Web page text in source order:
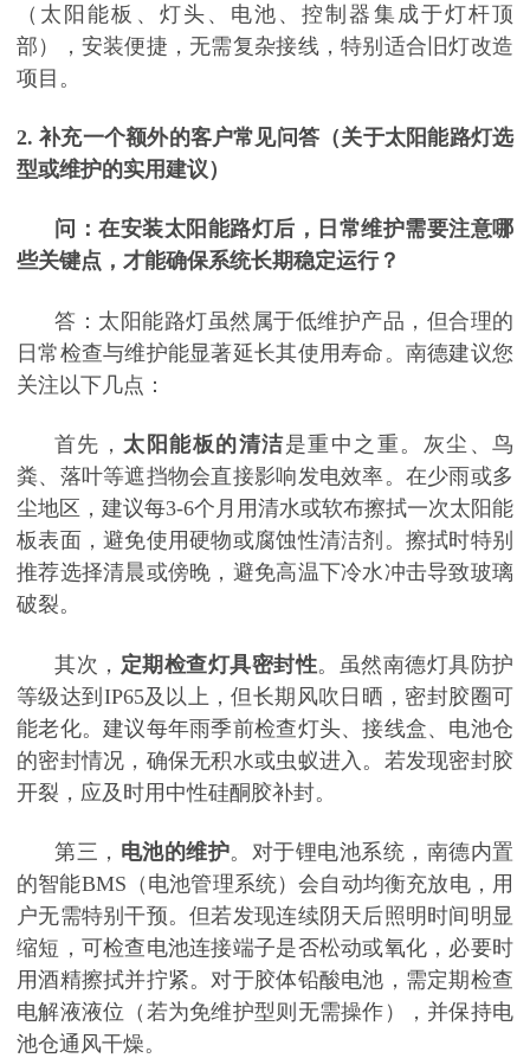
（太阳能板、灯头、电池、控制器集成于灯杆顶
部），安装便捷，无需复杂接线，特别适合旧灯改造
项目。
2. 补充一个额外的客户常见问答（关于太阳能路灯选
型或维护的实用建议）
问：在安装太阳能路灯后，日常维护需要注意哪
些关键点，才能确保系统长期稳定运行？
答：太阳能路灯虽然属于低维护产品，但合理的
日常检查与维护能显著延长其使用寿命。南德建议您
关注以下几点：
首先， 太阳能板的清洁是重中之重。灰尘、鸟
粪、落叶等遮挡物会直接影响发电效率。在少雨或多
尘地区，建议每3-6个月用清水或软布擦拭一次太阳能
板表面，避免使用硬物或腐蚀性清洁剂。擦拭时特别
推荐选择清晨或傍晚，避免高温下冷水冲击导致玻璃
破裂。
其次， 定期检查灯具密封性。虽然南德灯具防护
等级达到 IP65及以上，但长期风吹日晒，密封胶圈可
能老化。建议每年雨季前检查灯头、接线盒、电池仓
的密封情况，确保无积水或虫蚁进入。若发现密封胶
开裂，应及时用中性硅酮胶补封。
第三， 电池的维护。对于锂电池系统，南德内置
的智能BMS（电池管理系统）会自动均衡充放电，用
户无需特别干预。但若发现连续阴天后照明时间明显
缩短，可检查电池连接端子是否松动或氧化，必要时
用酒精擦拭并拧紧。对于胶体铅酸电池，需定期检查
电解液液位（若为免维护型则无需操作），并保持电
池仓通风干燥。